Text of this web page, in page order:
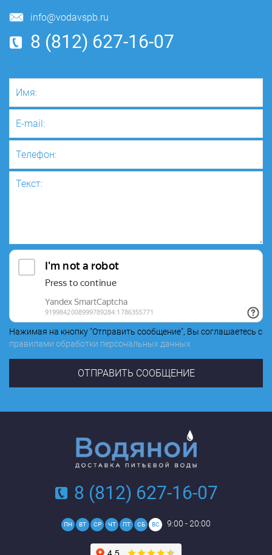
info@vodavspb.ru
8 (812) 627-16-07
Нажимая на кнопку "Отправить сообщение", Вы соглашаетесь с
правилами обработки персональных данных
8 (812) 627-16-07
ПН ВТ СР ЧТ ПТ СБ ВС 9:00 - 20:00